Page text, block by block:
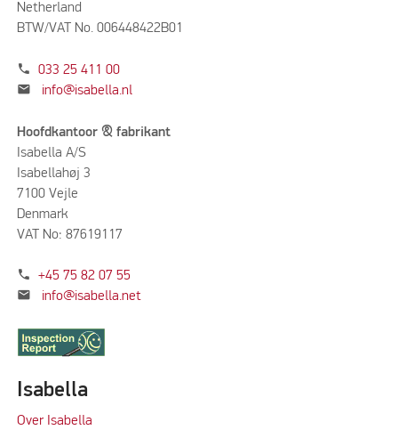
Netherland
BTW/VAT No. 006448422B01
phone 033 25 411 00
mail info@isabella.nl
Hoofdkantoor & fabrikant
Isabella A/S
Isabellahøj 3
7100 Vejle
Denmark
VAT No: 87619117
phone +45 75 82 07 55
mail info@isabella.net
Isabella
Over Isabella